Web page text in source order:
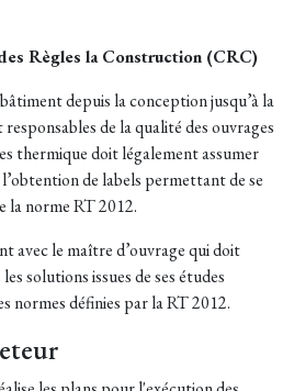
Règles la Construction (CRC)
depuis la conception jusqu’à la
de la qualité des ouvrages
thermique doit légalement assumer
de labels permettant de se
la norme RT 2012.
avec le maître d’ouvrage qui doit
solutions issues de ses études
normes définies par la RT 2012.